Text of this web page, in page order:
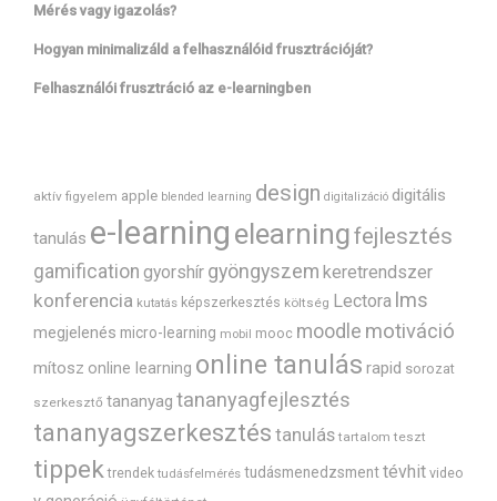
Mérés vagy igazolás?
Hogyan minimalizáld a felhasználóid frusztrációját?
Felhasználói frusztráció az e-learningben
aktív figyelem apple blended learning design digitalizáció digitális
tanulás e-learning elearningfejlesztés
gamification gyorshír gyöngyszem keretrendszer
konferencia kutatás képszerkesztés költség Lectora lms
megjelenés micro-learning mobil mooc moodle motiváció
mítosz online learning online tanulás rapid sorozat
szerkesztő tananyag tananyagfejlesztés
tananyagszerkesztés tanulás tartalom teszt
tippek trendek tudásfelmérés tudásmenedzsmenttévhit video